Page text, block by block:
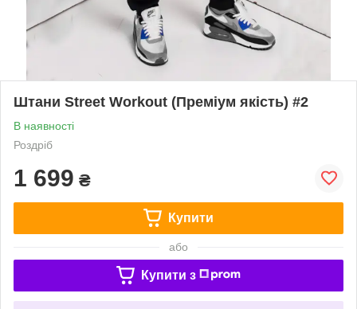
Штани Street Workout (Преміум якість) #2
В наявності
Роздріб
1 699 ₴
Купити
або
Купити з